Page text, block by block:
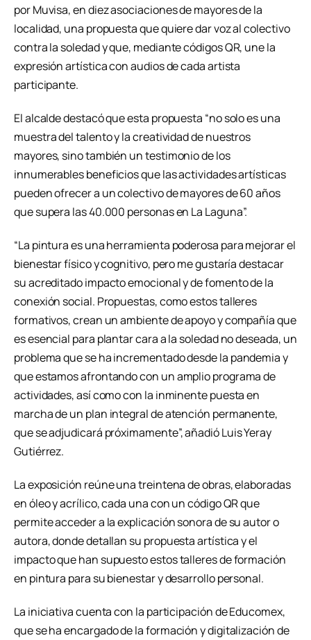
por Muvisa, en diez asociaciones de mayores de la
localidad, una propuesta que quiere dar voz al colectivo
contra la soledad y que, mediante códigos QR, une la
expresión artística con audios de cada artista
participante.
El alcalde destacó que esta propuesta “no solo es una
muestra del talento y la creatividad de nuestros
mayores, sino también un testimonio de los
innumerables beneficios que las actividades artísticas
pueden ofrecer a un colectivo de mayores de 60 años
que supera las 40.000 personas en La Laguna”.
“La pintura es una herramienta poderosa para mejorar el
bienestar físico y cognitivo, pero me gustaría destacar
su acreditado impacto emocional y de fomento de la
conexión social. Propuestas, como estos talleres
formativos, crean un ambiente de apoyo y compañía que
es esencial para plantar cara a la soledad no deseada, un
problema que se ha incrementado desde la pandemia y
que estamos afrontando con un amplio programa de
actividades, así como con la inminente puesta en
marcha de un plan integral de atención permanente,
que se adjudicará próximamente”, añadió Luis Yeray
Gutiérrez.
La exposición reúne una treintena de obras, elaboradas
en óleo y acrílico, cada una con un código QR que
permite acceder a la explicación sonora de su autor o
autora, donde detallan su propuesta artística y el
impacto que han supuesto estos talleres de formación
en pintura para su bienestar y desarrollo personal.
La iniciativa cuenta con la participación de Educomex,
que se ha encargado de la formación y digitalización de